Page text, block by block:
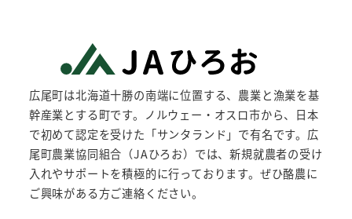
広尾町は北海道十勝の南端に位置する、農業と漁業を基
幹産業とする町です。ノルウェー・オスロ市から、日本
で初めて認定を受けた「サンタランド」で有名です。広
尾町農業協同組合（JAひろお）では、新規就農者の受け
入れやサポートを積極的に行っております。ぜひ酪農に
ご興味がある方ご連絡ください。